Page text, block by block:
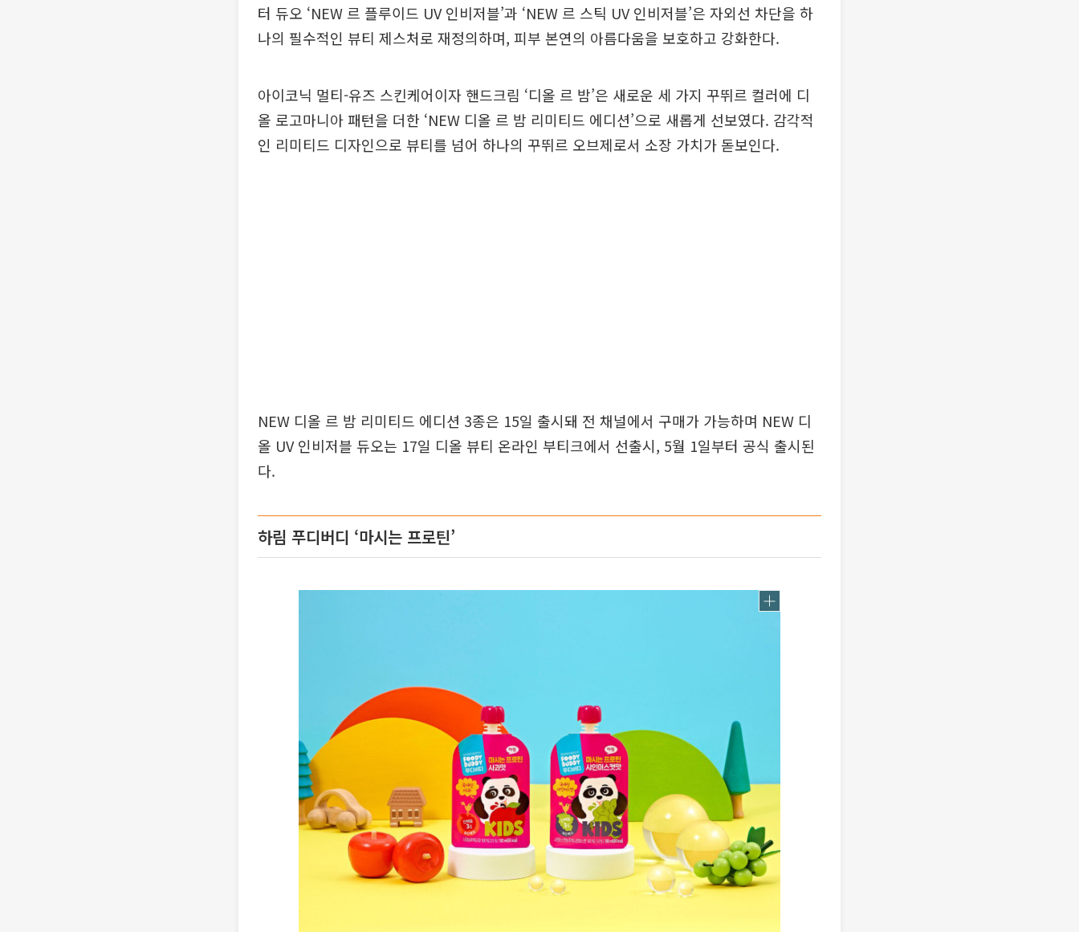
터 듀오 ‘NEW 르 플루이드 UV 인비저블’과 ‘NEW 르 스틱 UV 인비저블’은 자외선 차단을 하
나의 필수적인 뷰티 제스처로 재정의하며, 피부 본연의 아름다움을 보호하고 강화한다.
아이코닉 멀티-유즈 스킨케어이자 핸드크림 ‘디올 르 밤’은 새로운 세 가지 꾸뛰르 컬러에 디
올 로고마니아 패턴을 더한 ‘NEW 디올 르 밤 리미티드 에디션’으로 새롭게 선보였다. 감각적
인 리미티드 디자인으로 뷰티를 넘어 하나의 꾸뛰르 오브제로서 소장 가치가 돋보인다.
NEW 디올 르 밤 리미티드 에디션 3종은 15일 출시돼 전 채널에서 구매가 가능하며 NEW 디
올 UV 인비저블 듀오는 17일 디올 뷰티 온라인 부티크에서 선출시, 5월 1일부터 공식 출시된
다.
하림 푸디버디 ‘마시는 프로틴’